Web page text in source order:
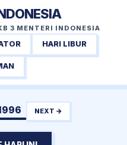
3 MENTERI INDONESIA
HARI LIBUR
NEXT →